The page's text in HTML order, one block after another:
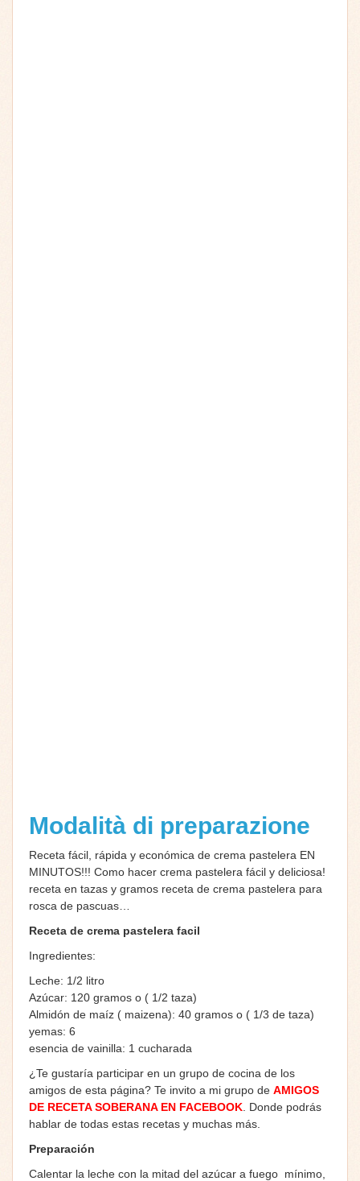
Modalità di preparazione
Receta fácil, rápida y económica de crema pastelera EN
MINUTOS!!! Como hacer crema pastelera fácil y deliciosa!
receta en tazas y gramos receta de crema pastelera para
rosca de pascuas…
Receta de crema pastelera facil
Ingredientes:
Leche: 1/2 litro
Azúcar: 120 gramos o ( 1/2 taza)
Almidón de maíz ( maizena): 40 gramos o ( 1/3 de taza)
yemas: 6
esencia de vainilla: 1 cucharada
¿Te gustaría participar en un grupo de cocina de los
amigos de esta página? Te invito a mi grupo de AMIGOS
DE RECETA SOBERANA EN FACEBOOK . Donde podrás
hablar de todas estas recetas y muchas más.
Preparación
Calentar la leche con la mitad del azúcar a fuego mínimo,